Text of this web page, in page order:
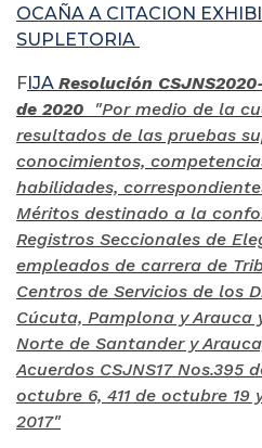
OCAÑA A CITACION
SUPLETORIA
FIJA Resolución
de 2020
"Por medio de la
resultados de las pruebas
conocimientos,
habilidades,
Méritos destinado a la
Registros Seccionales de
empleados de carrera de
Centros de Servicios de los
Cúcuta, Pamplona y Arauca
Norte de Santander y
Acuerdos CSJNS17 Nos.395
octubre 6, 411 de octubre 19
2017"